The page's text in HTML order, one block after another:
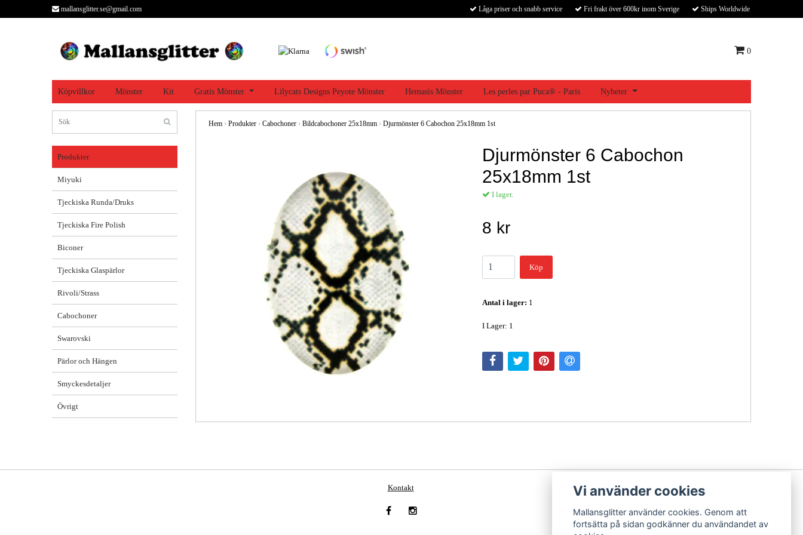
mallansglitter.se@gmail.com Låga priser och snabb service Fri frakt över 600kr inom Sverige Ships Worldwide
0
Köpvillkor Mönster Kit Gratis Mönster Lilycats Designs Peyote Mönster Hemasis Mönster Les perles par Puca® - Paris Nyheter
Produkter
Miyuki
Tjeckiska Runda/Druks
Tjeckiska Fire Polish
Biconer
Tjeckiska Glaspärlor
Rivoli/Strass
Cabochoner
Swarovski
Pärlor och Hängen
Smyckesdetaljer
Övrigt
Hem › Produkter › Cabochoner › Bildcabochoner 25x18mm › Djurmönster 6 Cabochon 25x18mm 1st
Djurmönster 6 Cabochon
25x18mm 1st
I lager.
8 kr
Köp
Antal i lager: 1
I Lager: 1
Kontakt Vi använder cookies
Mallansglitter använder cookies. Genom att
fortsätta på sidan godkänner du användandet av